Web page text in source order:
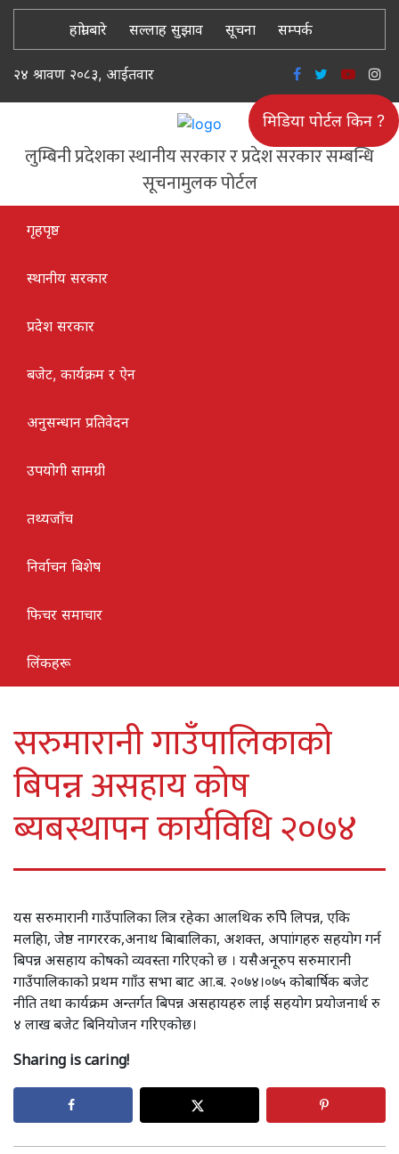
हाम्रो बारे सल्लाह सुझाव सूचना सम्पर्क
२४ श्रावण २०८३, आईतवार
लुम्बिनी प्रदेशका स्थानीय सरकार र प्रदेश सरकार सम्बन्धि
सूचनामुलक पोर्टल
मिडिया पोर्टल किन ?
गृहपृष्ठ
स्थानीय सरकार
प्रदेश सरकार
बजेट, कार्यक्रम र ऐन
अनुसन्धान प्रतिवेदन
उपयोगी सामग्री
तथ्यजाँच
निर्वाचन बिशेष
फिचर समाचार
लिंकहरू
सरुमारानी गाउँपालिकाको
बिपन्न असहाय कोष
ब्यबस्थापन कार्यविधि २०७४
यस सरुमारानी गाउँपालिका लित्र रहेका आलथिक रुपिे लिपन्न, एकि
मलहिा, जेष्ठ नागररक,अनाथ बािबालिका, अशक्त, अपाांगहरु सहयोग गर्न
बिपन्न असहाय कोषको व्यवस्ता गरिएको छ । यसैअनूरुप सरुमारानी
गाउँपालिकाको प्रथम गााँउ सभा बाट आ.ब. २०७४।०७५ कोबार्षिक बजेट
नीति तथा कार्यक्रम अन्तर्गत बिपन्न असहायहरु लाई सहयोग प्रयोजनार्थ रु
४ लाख बजेट बिनियोजन गरिएकोछ।
Sharing is caring!